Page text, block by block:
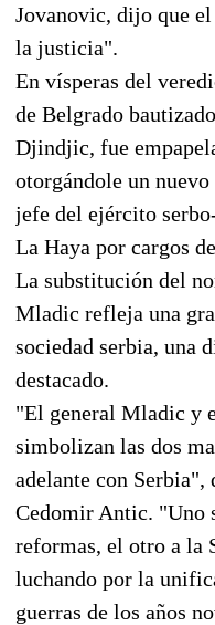
Jovanovic, dijo que
la justicia".
En vísperas del
de Belgrado
Djindjic, fue
otorgándole un
jefe del ejército
La Haya por cargos
La substitución del
Mladic refleja una
sociedad serbia, una
destacado.
"El general Mladic y
simbolizan las dos
adelante con
Cedomir Antic. "Uno
reformas, el otro a la
luchando por la
guerras de los años